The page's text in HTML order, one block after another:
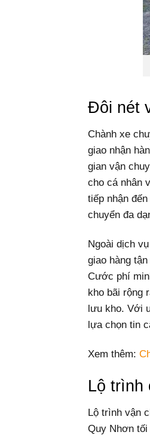
Đôi nét
Chành xe
giao nhận
gian vận
cho cá nhân
tiếp nhận
chuyển đa
Ngoài dịch
giao hàng
Cước phí
kho bãi rộng
lưu kho. Với
lựa chọn tin
Xem thêm:
Lộ trình
Lộ trình vận
Quy Nhơn tối